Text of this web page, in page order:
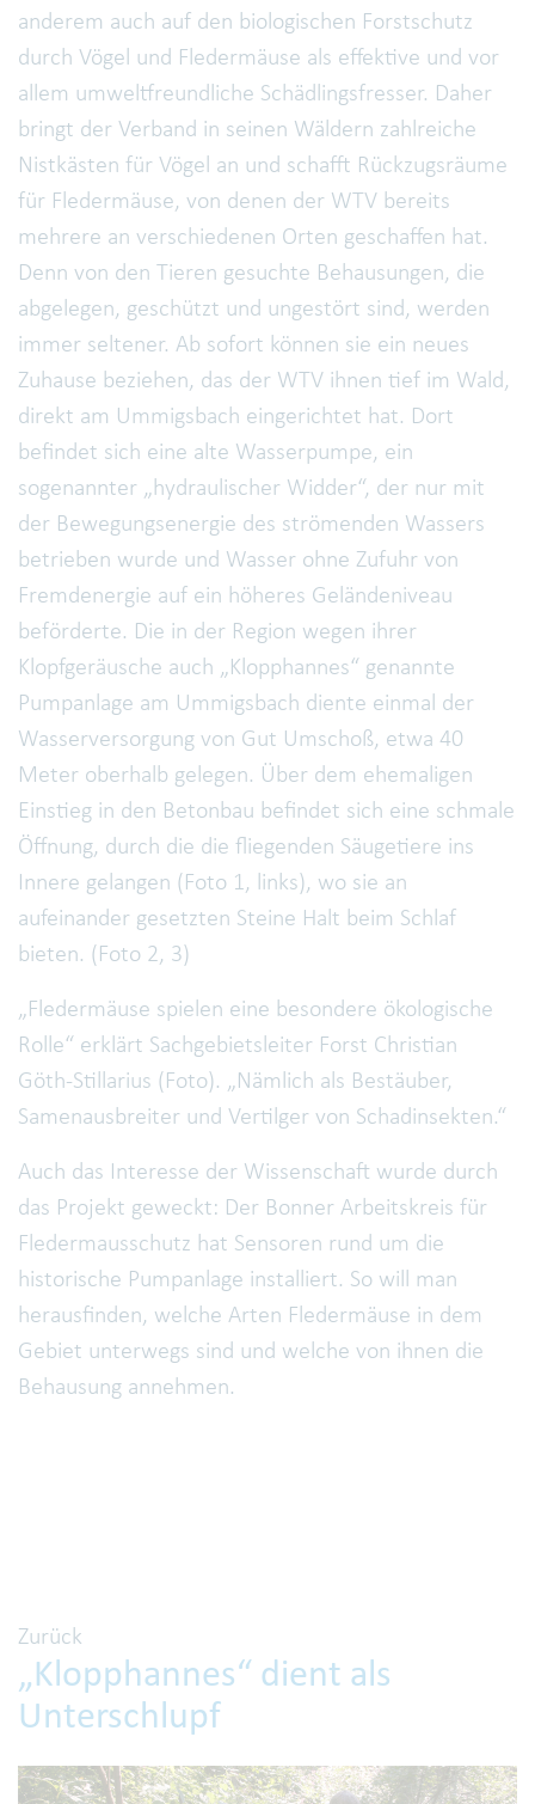
anderem auch auf den biologischen Forstschutz
durch Vögel und Fledermäuse als effektive und vor
allem umweltfreundliche Schädlingsfresser. Daher
bringt der Verband in seinen Wäldern zahlreiche
Nistkästen für Vögel an und schafft Rückzugsräume
für Fledermäuse, von denen der WTV bereits
mehrere an verschiedenen Orten geschaffen hat.
Denn von den Tieren gesuchte Behausungen, die
abgelegen, geschützt und ungestört sind, werden
immer seltener. Ab sofort können sie ein neues
Zuhause beziehen, das der WTV ihnen tief im Wald,
direkt am Ummigsbach eingerichtet hat. Dort
befindet sich eine alte Wasserpumpe, ein
sogenannter „hydraulischer Widder“, der nur mit
der Bewegungsenergie des strömenden Wassers
betrieben wurde und Wasser ohne Zufuhr von
Fremdenergie auf ein höheres Geländeniveau
beförderte. Die in der Region wegen ihrer
Klopfgeräusche auch „Klopphannes“ genannte
Pumpanlage am Ummigsbach diente einmal der
Wasserversorgung von Gut Umschoß, etwa 40
Meter oberhalb gelegen. Über dem ehemaligen
Einstieg in den Betonbau befindet sich eine schmale
Öffnung, durch die die fliegenden Säugetiere ins
Innere gelangen (Foto 1, links), wo sie an
aufeinander gesetzten Steine Halt beim Schlaf
bieten. (Foto 2, 3)
„Fledermäuse spielen eine besondere ökologische
Rolle“ erklärt Sachgebietsleiter Forst Christian
Göth-Stillarius (Foto). „Nämlich als Bestäuber,
Samenausbreiter und Vertilger von Schadinsekten.“
Auch das Interesse der Wissenschaft wurde durch
das Projekt geweckt: Der Bonner Arbeitskreis für
Fledermausschutz hat Sensoren rund um die
historische Pumpanlage installiert. So will man
herausfinden, welche Arten Fledermäuse in dem
Gebiet unterwegs sind und welche von ihnen die
Behausung annehmen.
Zurück
„Klopphannes“ dient als
Unterschlupf